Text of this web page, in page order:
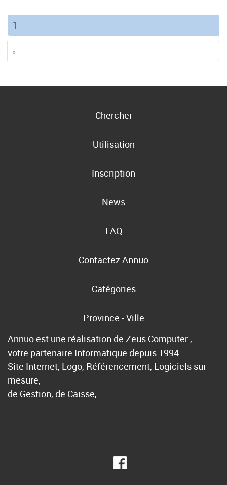
1
»
Chercher
Utilisation
Inscription
News
FAQ
Contactez Annuo
Catégories
Province - Ville
Annuo est une réalisation de Zeus Computer ,
votre partenaire Informatique depuis 1994.
Site Internet, Logo, Référencement, Logiciels sur
mesure,
de Gestion, de Caisse, …